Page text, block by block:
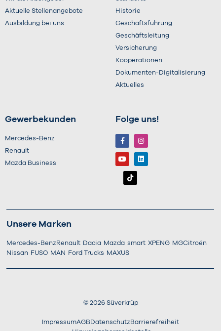
Aktuelle Stellenangebote
Ausbildung bei uns
Historie
Geschäftsführung
Geschäftsleitung
Versicherung
Kooperationen
Dokumenten-Digitalisierung
Aktuelles
Gewerbekunden
Mercedes-Benz
Renault
Mazda Business
Folge uns!
Unsere Marken
Mercedes-Benz Renault Dacia Mazda smart XPENG MGCitroën
Nissan FUSO MAN Ford Trucks MAXUS
© 2026Süverkrüp
ImpressumAGB Datenschutz Barrierefreiheit